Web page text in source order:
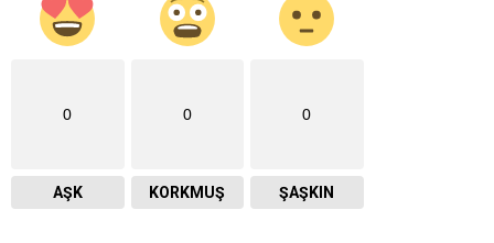
0
AŞK
0
KORKMUŞ
0
ŞAŞKIN